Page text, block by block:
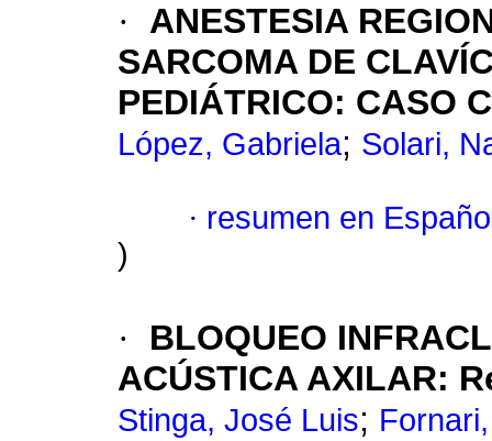
·
ANESTESIA
SARCOMA DE
PEDIÁTRICO: CASO
López, Gabriela; Solari,
· resumen en
)
·
BLOQUEO
ACÚSTICA AXILAR:
Stinga, José Luis;